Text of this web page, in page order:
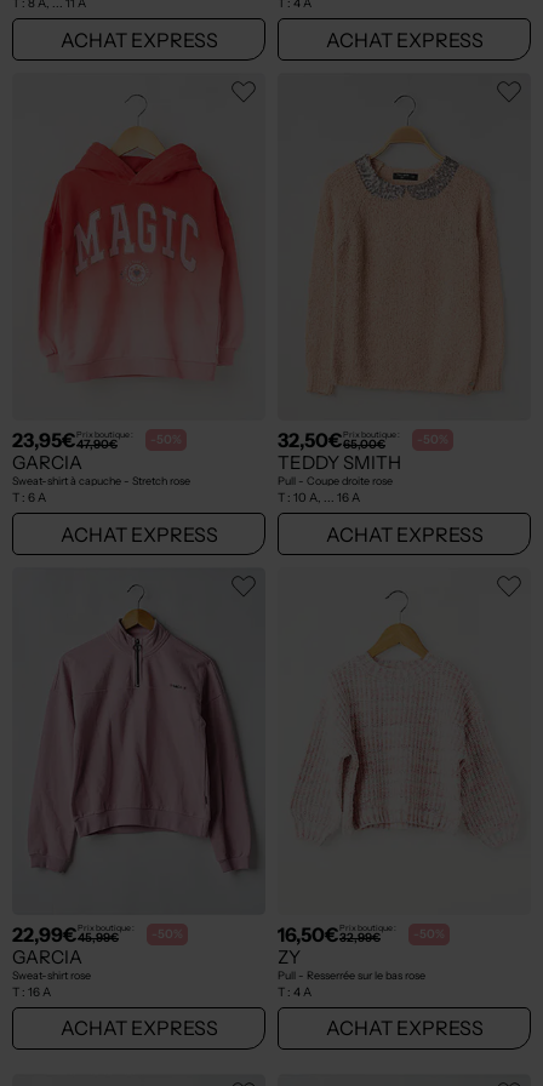
T : 8 A, ... 11 A
ACHAT EXPRESS
T : 4 A
ACHAT EXPRESS
23,95€Prix boutique :
47,90€ -50%
GARCIA
Sweat-shirt à capuche - Stretch rose
T : 6 A
ACHAT EXPRESS
32,50€Prix boutique :
65,00€ -50%
TEDDY SMITH
Pull - Coupe droite rose
T : 10 A, ... 16 A
ACHAT EXPRESS
22,99€Prix boutique :
45,99€ -50%
GARCIA
Sweat-shirt rose
T : 16 A
ACHAT EXPRESS
16,50€Prix boutique :
32,99€ -50%
ZY
Pull - Resserrée sur le bas rose
T : 4 A
ACHAT EXPRESS